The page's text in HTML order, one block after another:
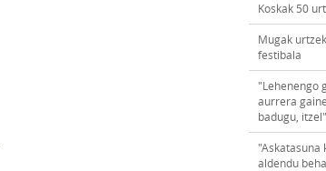
Koskak 50
Mugak
festibala
"Lehenengo
aurrera
badugu, itzel"
"Askatasuna
aldendu